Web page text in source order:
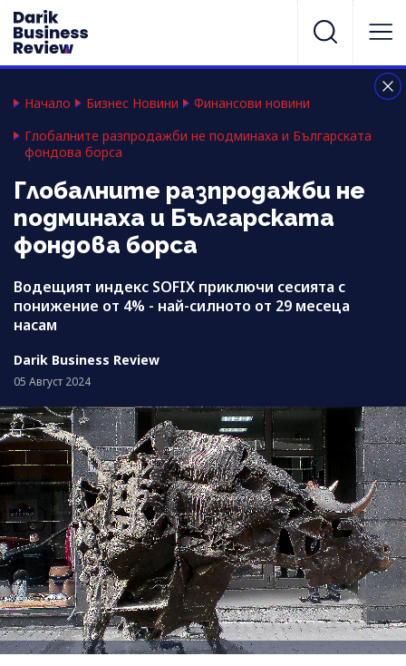
Начало Бизнес Новини
Финансови новини
Глобалните разпродажби не подминаха и Българската
фондова борса
Глобалните разпродажби не
подминаха и Българската
фондова борса
Водещият индекс SOFIX приключи сесията с
понижение от 4% - най-силното от 29 месеца
насам
Darik Business Review
05 Август 2024